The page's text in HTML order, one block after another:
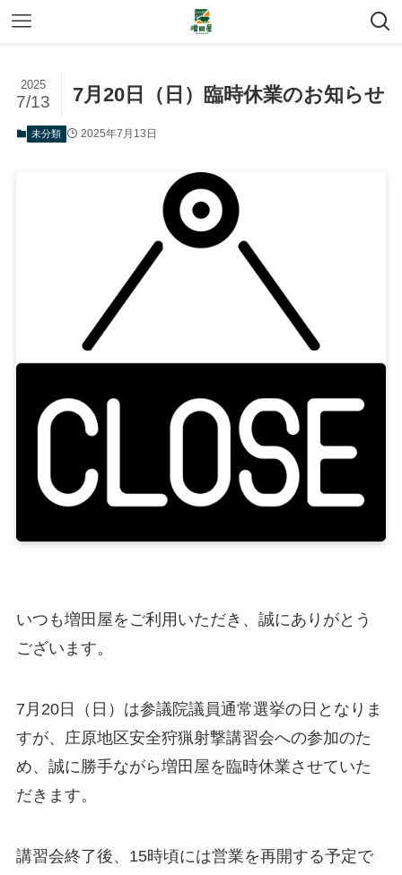
7月20日（日）臨時休業のお知らせ
2025
7/13
未分類 2025年7月13日
いつも増田屋をご利用いただき、誠にありがとう
ございます。
7月20日（日）は参議院議員通常選挙の日となりま
すが、庄原地区安全狩猟射撃講習会への参加のた
め、誠に勝手ながら増田屋を臨時休業させていた
だきます。
講習会終了後、15時頃には営業を再開する予定で